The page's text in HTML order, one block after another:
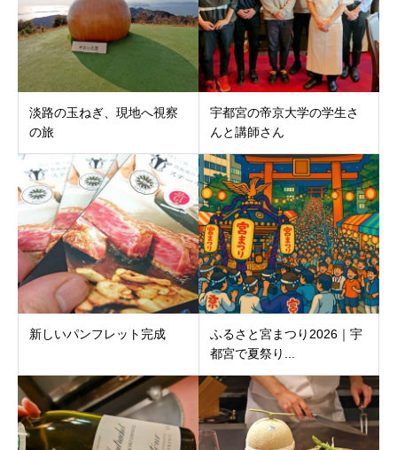
淡路の玉ねぎ、現地へ視察
の旅
宇都宮の帝京大学の学生さ
んと講師さん
新しいパンフレット完成
ふるさと宮まつり2026｜宇
都宮で夏祭り...